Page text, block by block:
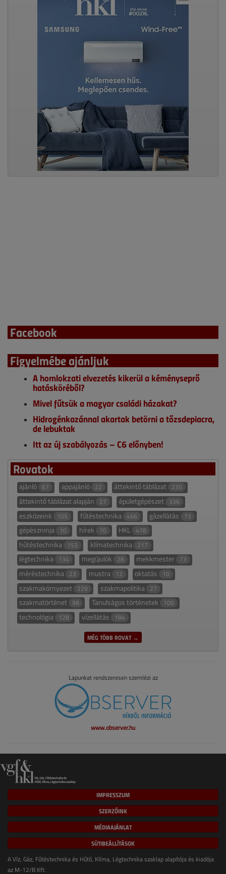
Facebook
Figyelmébe ajánljuk
A homlokzati elvezetés kikerül a kéményseprő
hatásköréből?
Mivel fűtsük a magyar családi házakat?
Hidrogénkazánnal akartak betörni a tőzsdepiacra,
de lebuktak
Itt az új szabályozás – C6 előnyben!
Rovatok
ajánló 67 appajánló 22 áttekintő táblázat 235
áttekintő táblázat alapján 27 épületgépészet 336
eszközeink 105 fűtéstechnika 466 gázellátás 73
gépészninja 10 hírek 70 HKL 478
hűtéstechnika 153 klímatechnika 217
légtechnika 134 megújulók 28 mekkmester 73
méréstechnika 23 mustra 12 oktatás 10
szakmakörnyezet 229 szakmapolitika 27
szakmatörténet 98 Tanulságos történetek 100
technológia 128 vízellátás 184
MÉG TÖBB ROVAT →
Lapunkat rendszeresen szemlézi az
www.observer.hu
IMPRESSZUM
SZERZŐINK
MÉDIAAJÁNLAT
SÜTIBEÁLLÍTÁSOK
A Víz, Gáz, Fűtéstechnika és Hűtő, Klíma, Légtechnika szaklap alapítója és kiadója
az M-12/B Kft.